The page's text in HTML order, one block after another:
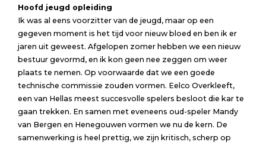
Hoofd jeugd opleiding
Ik was al eens voorzitter van de jeugd, maar op een
gegeven moment is het tijd voor nieuw bloed en ben ik er
jaren uit geweest. Afgelopen zomer hebben we een nieuw
bestuur gevormd, en ik kon geen nee zeggen om weer
plaats te nemen. Op voorwaarde dat we een goede
technische commissie zouden vormen. Eelco Overkleeft,
een van Hellas meest succesvolle spelers besloot die kar te
gaan trekken. En samen met eveneens oud-speler Mandy
van Bergen en Henegouwen vormen we nu de kern. De
samenwerking is heel prettig, we zijn kritisch, scherp op